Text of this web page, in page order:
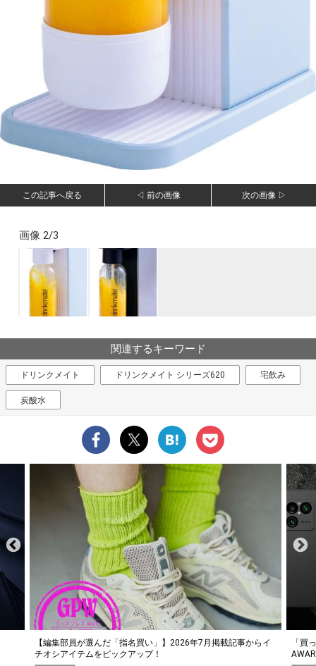
この記事へ戻る ◁ 前の画像 次の画像 ▷
画像 2/3
関連するキーワード
ドリンクメイト ドリンクメイト シリーズ620 宅飲み
炭酸水
「買って損なし」の極上スマホ5選【GoodsPress 2026上半期
AWARD】
薄着